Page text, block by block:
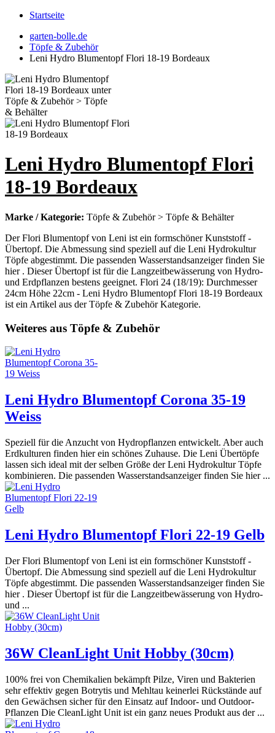
Startseite
garten-bolle.de
Töpfe & Zubehör
Leni Hydro Blumentopf Flori 18-19 Bordeaux
Leni Hydro Blumentopf Flori
18-19 Bordeaux
Marke / Kategorie: Töpfe & Zubehör > Töpfe & Behälter
Der Flori Blumentopf von Leni ist ein formschöner Kunststoff -
Übertopf. Die Abmessung sind speziell auf die Leni Hydrokultur
Töpfe abgestimmt. Die passenden Wasserstandsanzeiger finden Sie
hier . Dieser Übertopf ist für die Langzeitbewässerung von Hydro-
und Erdpflanzen bestens geeignet. Flori 24 (18/19): Durchmesser
24cm Höhe 22cm - Leni Hydro Blumentopf Flori 18-19 Bordeaux
ist ein Artikel aus der Töpfe & Zubehör Kategorie.
Weiteres aus Töpfe & Zubehör
Leni Hydro Blumentopf Corona 35-19
Weiss
Speziell für die Anzucht von Hydropflanzen entwickelt. Aber auch
Erdkulturen finden hier ein schönes Zuhause. Die Leni Übertöpfe
lassen sich ideal mit der selben Größe der Leni Hydrokultur Töpfe
kombinieren. Die passenden Wasserstandsanzeiger finden Sie hier ...
Leni Hydro Blumentopf Flori 22-19 Gelb
Der Flori Blumentopf von Leni ist ein formschöner Kunststoff -
Übertopf. Die Abmessung sind speziell auf die Leni Hydrokultur
Töpfe abgestimmt. Die passenden Wasserstandsanzeiger finden Sie
hier . Dieser Übertopf ist für die Langzeitbewässerung von Hydro-
und ...
36W CleanLight Unit Hobby (30cm)
100% frei von Chemikalien bekämpft Pilze, Viren und Bakterien
sehr effektiv gegen Botrytis und Mehltau keinerlei Rückstände auf
den Gewächsen sicher für den Einsatz auf Indoor- und Outdoor-
Pflanzen Die CleanLight Unit ist ein ganz neues Produkt aus der ...